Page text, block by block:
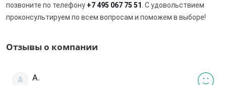
позвоните по телефону +7 495 067 75 51 . С удовольствием
проконсультируем по всем вопросам и поможем в выборе!
Отзывы о компании
А А.